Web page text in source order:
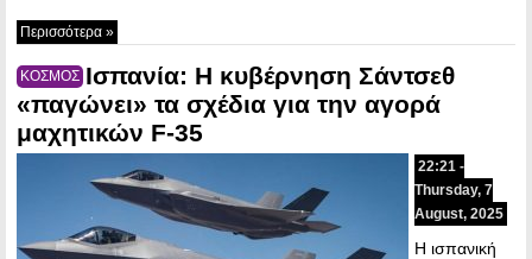
Περισσότερα »
ΚΟΣΜΟΣ Ισπανία: Η κυβέρνηση Σάντσεθ
«παγώνει» τα σχέδια για την αγορά
μαχητικών F-35
22:21 -
Thursday, 7
August, 2025
Η ισπανική